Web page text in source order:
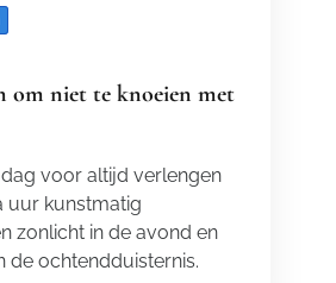
om niet te knoeien met
voor altijd verlengen
uur kunstmatig
zonlicht in de avond en
de ochtendduisternis.